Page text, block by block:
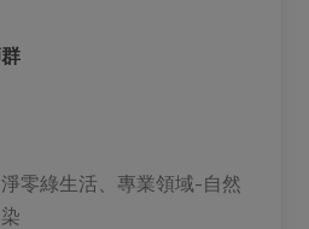
零綠生活、專業領域-自然